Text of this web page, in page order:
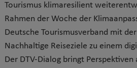
Tourismus klimaresilient
Rahmen der Woche der
Deutsche Tourismusverband mit
Nachhaltige Reiseziele zu einem
Der DTV-Dialog bringt Perspektiven